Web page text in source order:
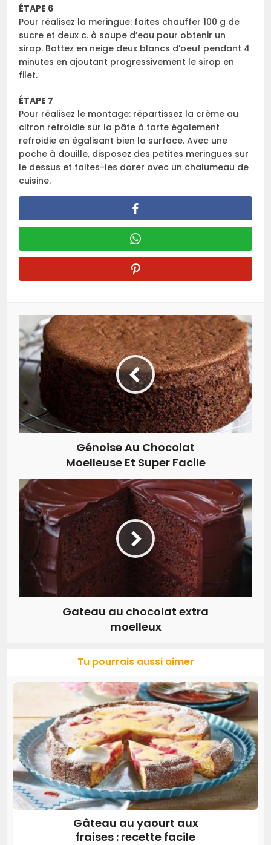
ÉTAPE 6
Pour réalisez la meringue: faites chauffer 100 g de
sucre et deux c. à soupe d’eau pour obtenir un
sirop. Battez en neige deux blancs d’oeuf pendant 4
minutes en ajoutant progressivement le sirop en
filet.
ÉTAPE 7
Pour réalisez le montage: répartissez la crème au
citron refroidie sur la pâte à tarte également
refroidie en égalisant bien la surface. Avec une
poche à douille, disposez des petites meringues sur
le dessus et faites-les dorer avec un chalumeau de
cuisine.
Génoise Au Chocolat
Moelleuse Et Super Facile
Gateau au chocolat extra
moelleux
Tu pourrais aussi aimer
Gâteau au yaourt aux
fraises : recette facile